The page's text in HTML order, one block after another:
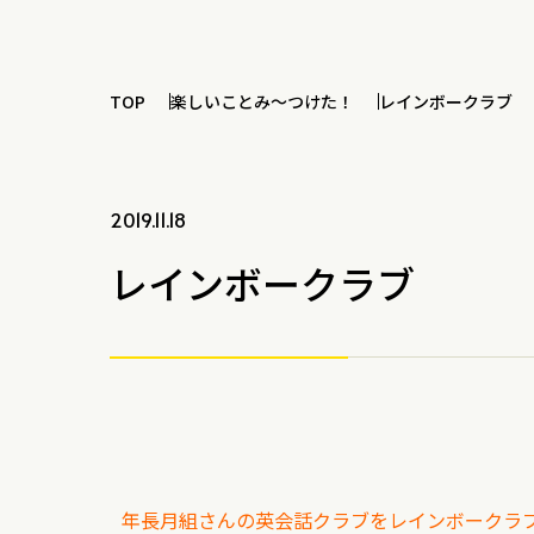
TOP 楽しいことみ～つけた！ レインボークラブ
2019.11.18
レインボークラブ
年長月組さんの英会話クラブをレインボークラ